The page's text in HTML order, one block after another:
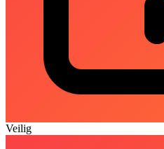
Veilig